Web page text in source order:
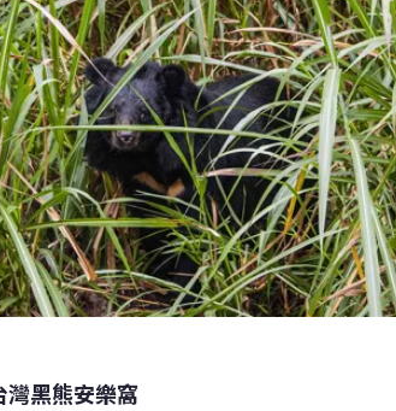
年受邀到南安水田輔導農友轉作有機，意外
位迪娜
灣黑熊安樂窩